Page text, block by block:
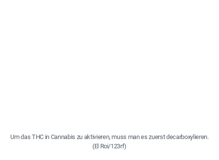
Um das THC in Cannabis zu aktivieren, muss man es zuerst decarboxylieren.
(El Roi/123rf)